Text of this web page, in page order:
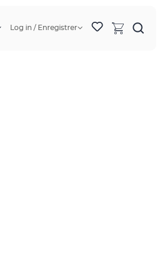
Log in / Enregistrer